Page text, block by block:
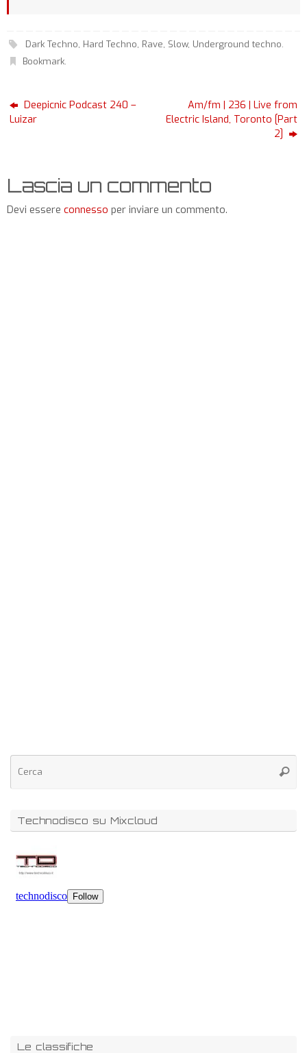
Dark Techno, Hard Techno, Rave, Slow, Underground techno.
Bookmark.
Deepicnic Podcast 240 –
Luizar
Am/fm | 236 | Live from
Electric Island, Toronto [Part
2]
Lascia un commento
Devi essere connesso per inviare un commento.
Technodisco su Mixcloud
Le classifiche